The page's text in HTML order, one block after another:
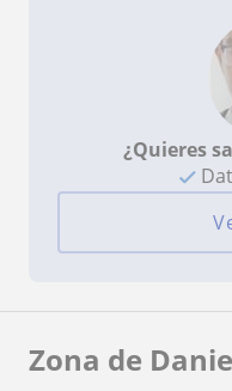
¿Quieres
Zona de